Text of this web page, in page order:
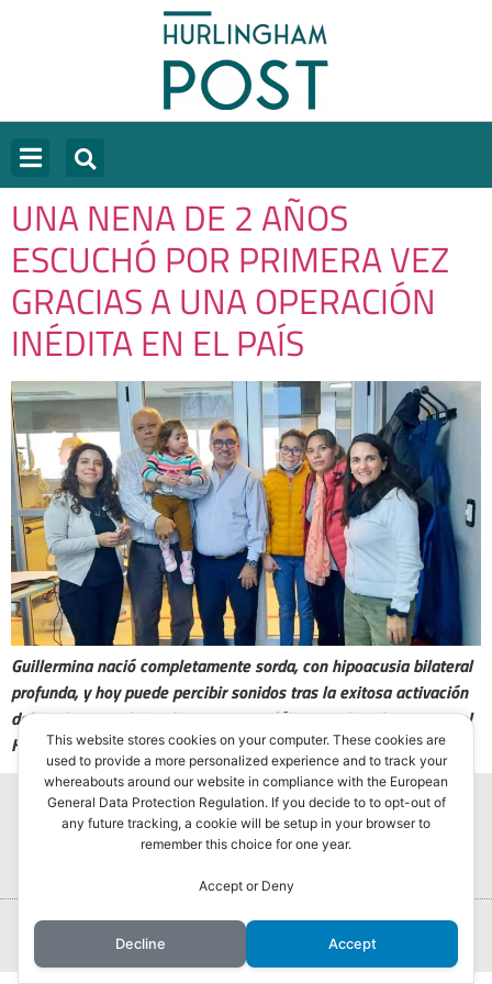
UNA NENA DE 2 AÑOS
ESCUCHÓ POR PRIMERA VEZ
GRACIAS A UNA OPERACIÓN
INÉDITA EN EL PAÍS
Guillermina nació completamente sorda, con hipoacusia bilateral
profunda, y hoy puede percibir sonidos tras la exitosa activación
del implante auditivo de tronco encefálico que le colocaron en el
Hospital El Cruce Néstor Kirchner, en Florencio Varela.
Portada
Noticias
Hurlingham Post ®2022
This website stores cookies on your computer. These cookies are
used to provide a more personalized experience and to track your
whereabouts around our website in compliance with the European
General Data Protection Regulation. If you decide to to opt-out of
any future tracking, a cookie will be setup in your browser to
remember this choice for one year.
Accept or Deny
Decline Accept